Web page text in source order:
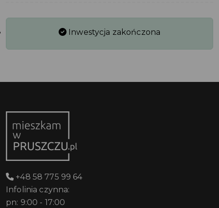
Inwestycja zakończona
+48 58 775 99 64
Infolinia czynna:
pn: 9:00 - 17:00